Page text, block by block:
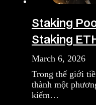
Staking
Staking
March 6, 2026
Trong thế giới
thành một
kiếm…